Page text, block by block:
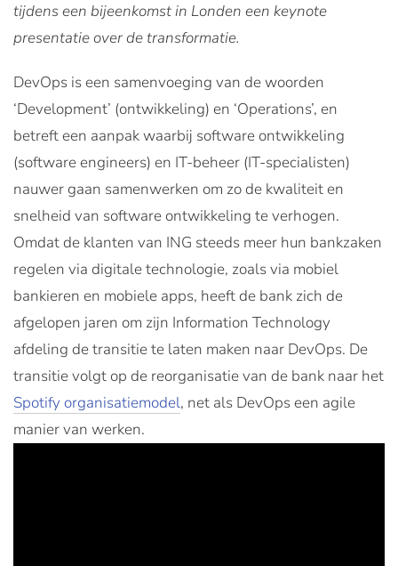
tijdens een bijeenkomst in Londen een keynote
presentatie over de transformatie.
DevOps is een samenvoeging van de woorden
‘Development’ (ontwikkeling) en ‘Operations’, en
betreft een aanpak waarbij software ontwikkeling
(software engineers) en IT-beheer (IT-specialisten)
nauwer gaan samenwerken om zo de kwaliteit en
snelheid van software ontwikkeling te verhogen.
Omdat de klanten van ING steeds meer hun bankzaken
regelen via digitale technologie, zoals via mobiel
bankieren en mobiele apps, heeft de bank zich de
afgelopen jaren om zijn Information Technology
afdeling de transitie te laten maken naar DevOps. De
transitie volgt op de reorganisatie van de bank naar het
Spotify organisatiemodel, net als DevOps een agile
manier van werken.